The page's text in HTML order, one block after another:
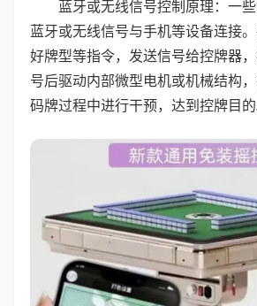
蓝牙或无线信号控制原理：一
蓝牙或无线信号与手机等设备连接
好牌型等指令，发送信号给控牌器
号后驱动内部微型电机或机械结构，
码牌过程中进行干预，达到控牌目的